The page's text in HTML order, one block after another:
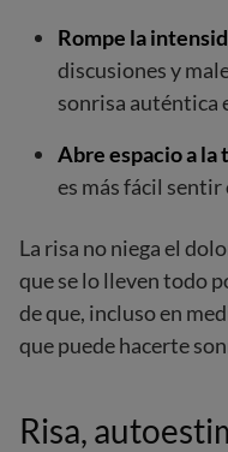
Rompe la
discusiones y
sonrisa auténtica
Abre espacio a la
es más fácil
La risa no niega el
que se lo lleven todo
de que, incluso en
que puede hacerte
Risa,